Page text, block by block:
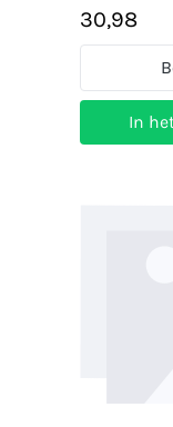
30,98
In